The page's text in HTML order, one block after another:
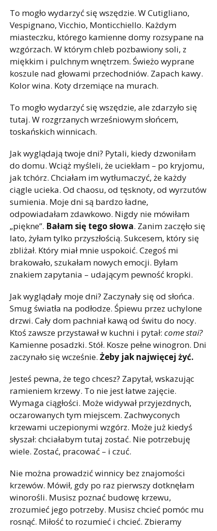
To mogło wydarzyć się wszędzie. W Cutigliano,
Vespignano, Vicchio, Monticchiello. Każdym
miasteczku, którego kamienne domy rozsypane na
wzgórzach. W którym chleb pozbawiony soli, z
miękkim i pulchnym wnętrzem. Świeżo wyprane
koszule nad głowami przechodniów. Zapach kawy.
Kolor wina. Koty drzemiące na murach.
To mogło wydarzyć się wszędzie, ale zdarzyło się
tutaj. W rozgrzanych wrześniowym słońcem,
toskańskich winnicach.
Jak wyglądają twoje dni? Pytali, kiedy dzwoniłam
do domu. Wciąż myśleli, że uciekłam – po kryjomu,
jak tchórz. Chciałam im wytłumaczyć, że każdy
ciągle ucieka. Od chaosu, od tęsknoty, od wyrzutów
sumienia. Moje dni są bardzo ładne,
odpowiadałam zdawkowo. Nigdy nie mówiłam
„piękne”. Bałam się tego słowa. Zanim zaczęło się
lato, żyłam tylko przyszłością. Sukcesem, który się
zbliżał. Który miał mnie uspokoić. Czegoś mi
brakowało, szukałam nowych emocji. Byłam
znakiem zapytania – udającym pewność kropki.
Jak wyglądały moje dni? Zaczynały się od słońca.
Smug światła na podłodze. Śpiewu przez uchylone
drzwi. Cały dom pachniał kawą od świtu do nocy.
Ktoś zawsze przystawał w kuchni i pytał: come stai?
Kamienne posadzki. Stół. Kosze pełne winogron. Dni
zaczynało się wcześnie. Żeby jak najwięcej żyć.
Jesteś pewna, że tego chcesz? Zapytał, wskazując
ramieniem krzewy. To nie jest łatwe zajęcie.
Wymaga ciągłości. Może widywał przyjezdnych,
oczarowanych tym miejscem. Zachwyconych
krzewami uczepionymi wzgórz. Może już kiedyś
słyszał: chciałabym tutaj zostać. Nie potrzebuję
wiele. Zostać, pracować – i czuć.
Nie można prowadzić winnicy bez znajomości
krzewów. Mówił, gdy po raz pierwszy dotknęłam
winorośli. Musisz poznać budowę krzewu,
zrozumieć jego potrzeby. Musisz chcieć pomóc mu
rosnąć. Miłość to rozumieć i chcieć. Zbieramy